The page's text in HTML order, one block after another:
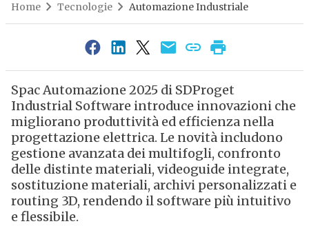
Home Tecnologie Automazione Industriale
Spac Automazione 2025 di SDProget
Industrial Software introduce innovazioni che
migliorano produttività ed efficienza nella
progettazione elettrica. Le novità includono
gestione avanzata dei multifogli, confronto
delle distinte materiali, videoguide integrate,
sostituzione materiali, archivi personalizzati e
routing 3D, rendendo il software più intuitivo
e flessibile.